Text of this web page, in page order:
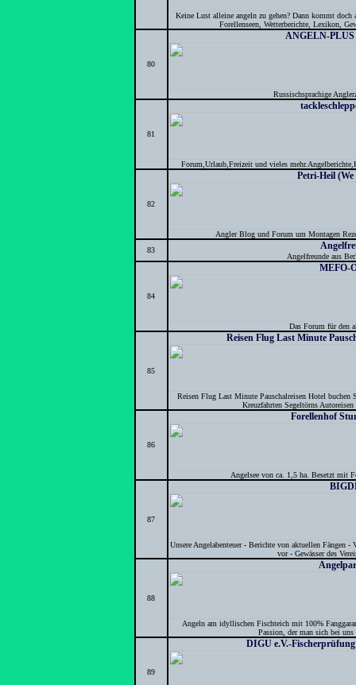
Keine Lust alleine angeln zu gehen? Dann kommt
Forellenseen, Wetterberichte, Lexikon,
80
ANGELN-PLUS
Russischsprachige
81
Forum,Urlaub,Freizeit und vieles
82
Petri-Heil
Angler Blog und Forum um Montagen
83
Angelfreunde aus
84
MEFO-
Das Forum für den
85
Reisen Flug Last Minute
Reisen Flug Last Minute Pauschalreisen Hotel
Kreuzfahrten Segeltörns
86
Forellenhof
Angelsee von ca. 1,5 ha. Besetzt mit
87
Unsere Angelabenteuer - Berichte von aktuellen Fängen
vor - Gewässer des
88
Angeln am idyllischen Fischteich mit 100%
Passion, der man sich bei
89
DIGU e.V.-